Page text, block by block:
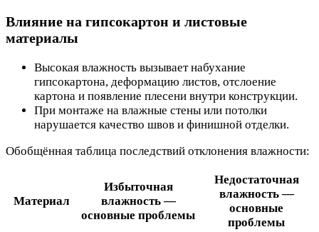
Влияние на гипсокартон и листовые
материалы
Высокая влажность вызывает набухание
гипсокартона, деформацию листов, отслоение
картона и появление плесени внутри конструкции.
При монтаже на влажные стены или потолки
нарушается качество швов и финишной отделки.
Обобщённая таблица последствий отклонения влажности:
Материал
Избыточная
влажность —
основные проблемы
Недостаточная
влажность —
основные
проблемы